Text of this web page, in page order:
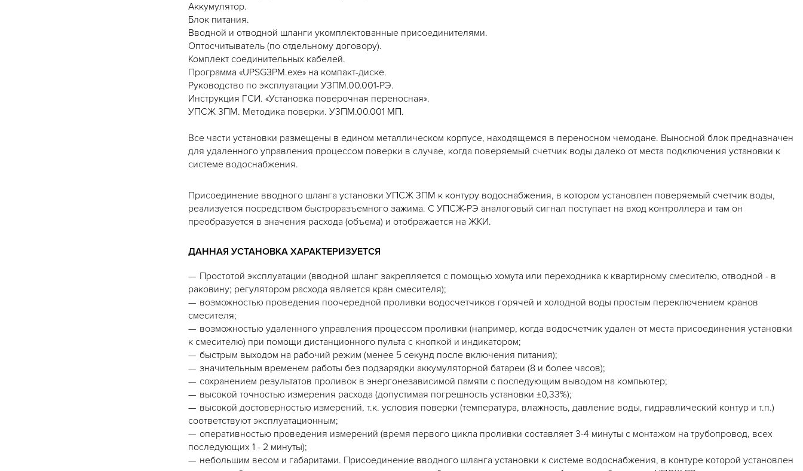
Аккумулятор.
Блок питания.
Вводной и отводной шланги укомплектованные присоединителями.
Оптосчитыватель (по отдельному договору).
Комплект соединительных кабелей.
Программа «UPSG3PМ.exe» на компакт-диске.
Руководство по эксплуатации У3ПМ.00.001-РЭ.
Инструкция ГСИ. «Установка поверочная переносная».
УПСЖ 3ПМ. Методика поверки. У3ПМ.00.001 МП.
Все части установки размещены в едином металлическом корпусе, находящемся в переносном чемодане. Выносной блок предназначен
для удаленного управления процессом поверки в случае, когда поверяемый счетчик воды далеко от места подключения установки к
системе водоснабжения.
Присоединение вводного шланга установки УПСЖ 3ПМ к контуру водоснабжения, в котором установлен поверяемый счетчик воды,
реализуется посредством быстроразъемного зажима. С УПСЖ-РЭ аналоговый сигнал поступает на вход контроллера и там он
преобразуется в значения расхода (объема) и отображается на ЖКИ.
ДАННАЯ УСТАНОВКА ХАРАКТЕРИЗУЕТСЯ
Простотой эксплуатации (вводной шланг закрепляется с помощью хомута или переходника к квартирному смесителю, отводной - в
раковину; регулятором расхода является кран смесителя);
возможностью проведения поочередной проливки водосчетчиков горячей и холодной воды простым переключением кранов
смесителя;
возможностью удаленного управления процессом проливки (например, когда водосчетчик удален от места присоединения установки
к смесителю) при помощи дистанционного пульта с кнопкой и индикатором;
быстрым выходом на рабочий режим (менее 5 секунд после включения питания);
значительным временем работы без подзарядки аккумуляторной батареи (8 и более часов);
сохранением результатов проливок в энергонезависимой памяти с последующим выводом на компьютер;
высокой точностью измерения расхода (допустимая погрешность установки ±0,33%);
высокой достоверностью измерений, т.к. условия поверки (температура, влажность, давление воды, гидравлический контур и т.п.)
соответствуют эксплуатационным;
оперативностью проведения измерений (время первого цикла проливки составляет 3-4 минуты с монтажом на трубопровод, всех
последующих 1 - 2 минуты);
небольшим весом и габаритами. Присоединение вводного шланга установки к системе водоснабжения, в контуре которой установлен